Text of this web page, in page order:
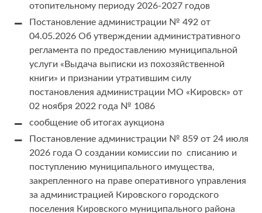
отопительному периоду 2026-2027 годов
Постановление администрации № 492 от
04.05.2026 Об утверждении административного
регламента по предоставлению муниципальной
услуги «Выдача выписки из похозяйственной
книги» и признании утратившим силу
постановления администрации МО «Кировск» от
02 ноября 2022 года № 1086
сообщение об итогах аукциона
Постановление администрации № 859 от 24 июля
2026 года О создании комиссии по списанию и
поступлению муниципального имущества,
закрепленного на праве оперативного управления
за администрацией Кировского городского
поселения Кировского муниципального района